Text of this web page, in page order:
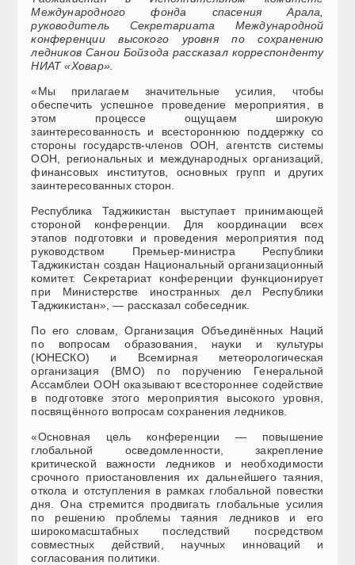
Международного фонда спасения Арала,
руководитель Секретариата Международной
конференции высокого уровня по сохранению
ледников Санои Бойзода рассказал корреспонденту
НИАТ «Ховар».
«Мы прилагаем значительные усилия, чтобы
обеспечить успешное проведение мероприятия, в
этом процессе ощущаем широкую
заинтересованность и всестороннюю поддержку со
стороны государств-членов ООН, агентств системы
ООН, региональных и международных организаций,
финансовых институтов, основных групп и других
заинтересованных сторон.
Республика Таджикистан выступает принимающей
стороной конференции. Для координации всех
этапов подготовки и проведения мероприятия под
руководством Премьер-министра Республики
Таджикистан создан Национальный организационный
комитет. Секретариат конференции функционирует
при Министерстве иностранных дел Республики
Таджикистан», — рассказал собеседник.
По его словам, Организация Объединённых Наций
по вопросам образования, науки и культуры
(ЮНЕСКО) и Всемирная метеорологическая
организация (ВМО) по поручению Генеральной
Ассамблеи ООН оказывают всестороннее содействие
в подготовке этого мероприятия высокого уровня,
посвящённого вопросам сохранения ледников.
«Основная цель конференции — повышение
глобальной осведомленности, закрепление
критической важности ледников и необходимости
срочного приостановления их дальнейшего таяния,
откола и отступления в рамках глобальной повестки
дня. Она стремится продвигать глобальные усилия
по решению проблемы таяния ледников и его
широкомасштабных последствий посредством
совместных действий, научных инноваций и
согласования политики.